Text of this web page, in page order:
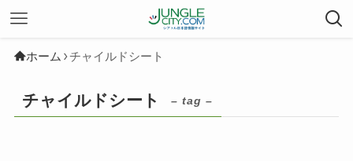
ホーム チャイルドシート
チャイルドシート – tag –